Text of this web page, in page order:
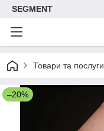
SEGMENT
Товари та послуги
–20%